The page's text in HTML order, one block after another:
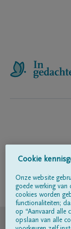
Volg ons op
Cookie
Onze website
goede werking van
cookies worden
functionaliteiten;
op “Aanvaard alle
opslaan van alle